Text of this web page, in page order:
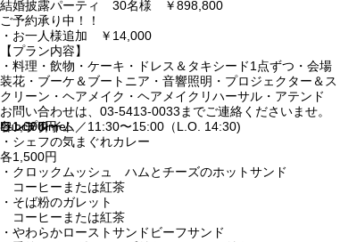
結婚披露パーティ 30名様 ￥898,800
ご予約承り中！！
・お一人様追加 ￥14,000
【プラン内容】
・料理・飲物・ケーキ・ドレス＆タキシード1点ずつ・会場
装花・ブーケ＆ブートニア・音響照明・プロジェクター＆ス
クリーン・ヘアメイク・ヘアメイクリハーサル・アテンド
お問い合わせは、03-5413-0033までご連絡くださいませ。
ランチタイム／11:30〜15:00（L.O. 14:30)
Lunch Time
ワンプレート
各1,000円
・シェフの気まぐれカレー
各1,500円
・クロックムッシュ ハムとチーズのホットサンド
コーヒーまたは紅茶
・そば粉のガレット
コーヒーまたは紅茶
・やわらかローストサンドビーフサンド